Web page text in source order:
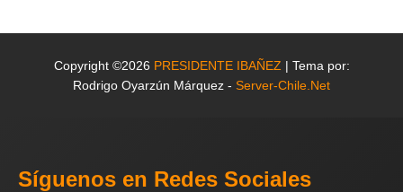
Copyright ©2026 PRESIDENTE IBAÑEZ | Tema por:
Rodrigo Oyarzún Márquez - Server-Chile.Net
Síguenos en Redes Sociales